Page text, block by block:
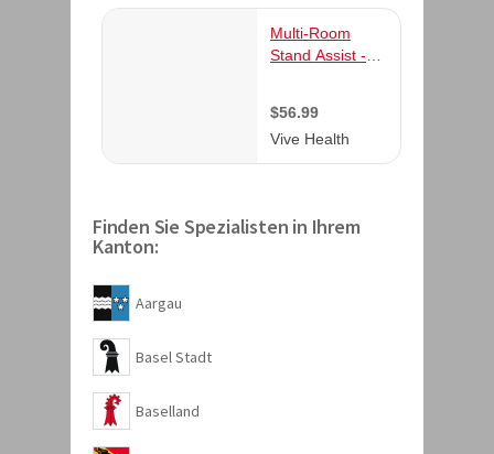
Finden Sie Spezialisten in Ihrem
Kanton:
Aargau
Basel Stadt
Baselland